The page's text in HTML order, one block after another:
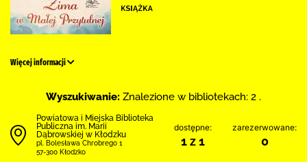
Więcej informacji
Wyszukiwanie: Znalezione w bibliotekach: 2 .
Powiatowa i Miejska Biblioteka
Publiczna im. Marii
Dąbrowskiej w Kłodzku
pl. Bolesława Chrobrego 1
57-300 Kłodzko
dostępne:
1 z 1
zarezerwowane:
0